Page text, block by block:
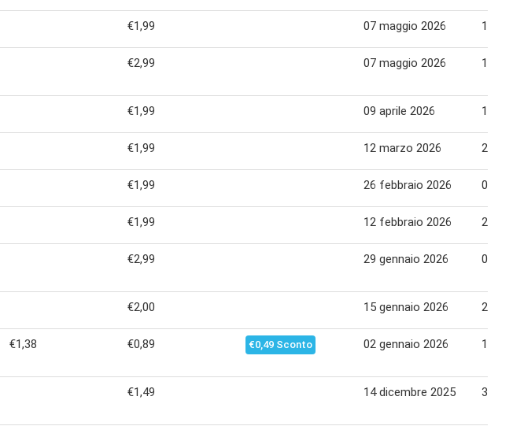
€1,99 07 maggio 2026 17
€2,99 07 maggio 2026 17
€1,99 09 aprile 2026 19
€1,99 12 marzo 2026 22
€1,99 26 febbraio 2026 08
€1,99 12 febbraio 2026 22
€2,99 29 gennaio 2026 08
€2,00 15 gennaio 2026 25
€1,38 €0,89 €0,49 Sconto 02 gennaio 2026 11
€1,49 14 dicembre 2025 31